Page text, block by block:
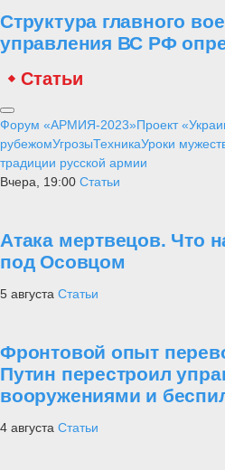
Структура главного
управления ВС РФ
Статьи
Форум «АРМИЯ-2023»Проект
рубежомУгрозыТехникаУроки
традиции русской армии
Вчера, 19:00 Статьи
Атака мертвецов. Что
под Осовцом
5 августа Статьи
Фронтовой опыт
Путин перестроил
вооружениями и
4 августа Статьи